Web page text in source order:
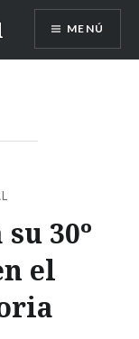
MENÚ
30º
el